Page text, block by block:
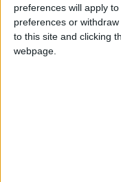
preferences will apply
preferences or
to this site and clicking
webpage.
En dévoilant le groupe
dimanche, l’AS Monaco